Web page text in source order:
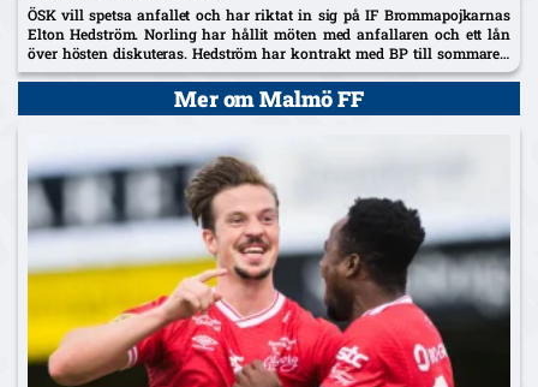
ÖSK vill spetsa anfallet och har riktat in sig på IF Brommapojkarnas
Elton Hedström. Norling har hållit möten med anfallaren och ett lån
över hösten diskuteras. Hedström har kontrakt med BP till sommaren
2029 och uppges även vara på radarn...
Mer om Malmö FF